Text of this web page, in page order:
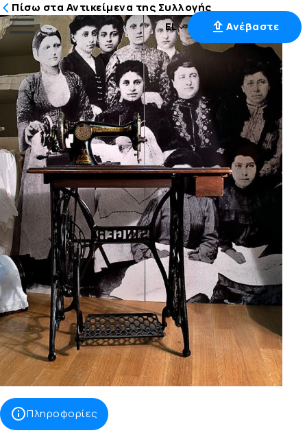
Μετάβαση
περιεχόμενο
EL Ανέβαστε
Πίσω στα Αντικείμενα της Συλλογής
Πληροφορίες